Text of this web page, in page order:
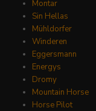
Montar
Sin Hellas
Mühldorfer
Winderen
Eggersmann
Energys
Dromy
Mountain Horse
Horse Pilot